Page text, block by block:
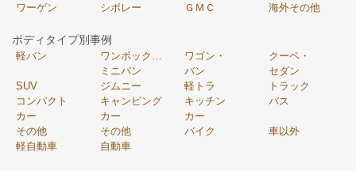
ワーゲン
シボレー ＧＭＣ 海外その他
ボディタイプ別事例
軽バン
ワンボックス・
ミニバン
ワゴン・
バン
クーペ・
セダン
SUV
ジムニー 軽トラ
トラック
コンパクト
カー
キャンピング
カー
キッチン
カー
バス
その他
軽自動車
その他
自動車
バイク 車以外